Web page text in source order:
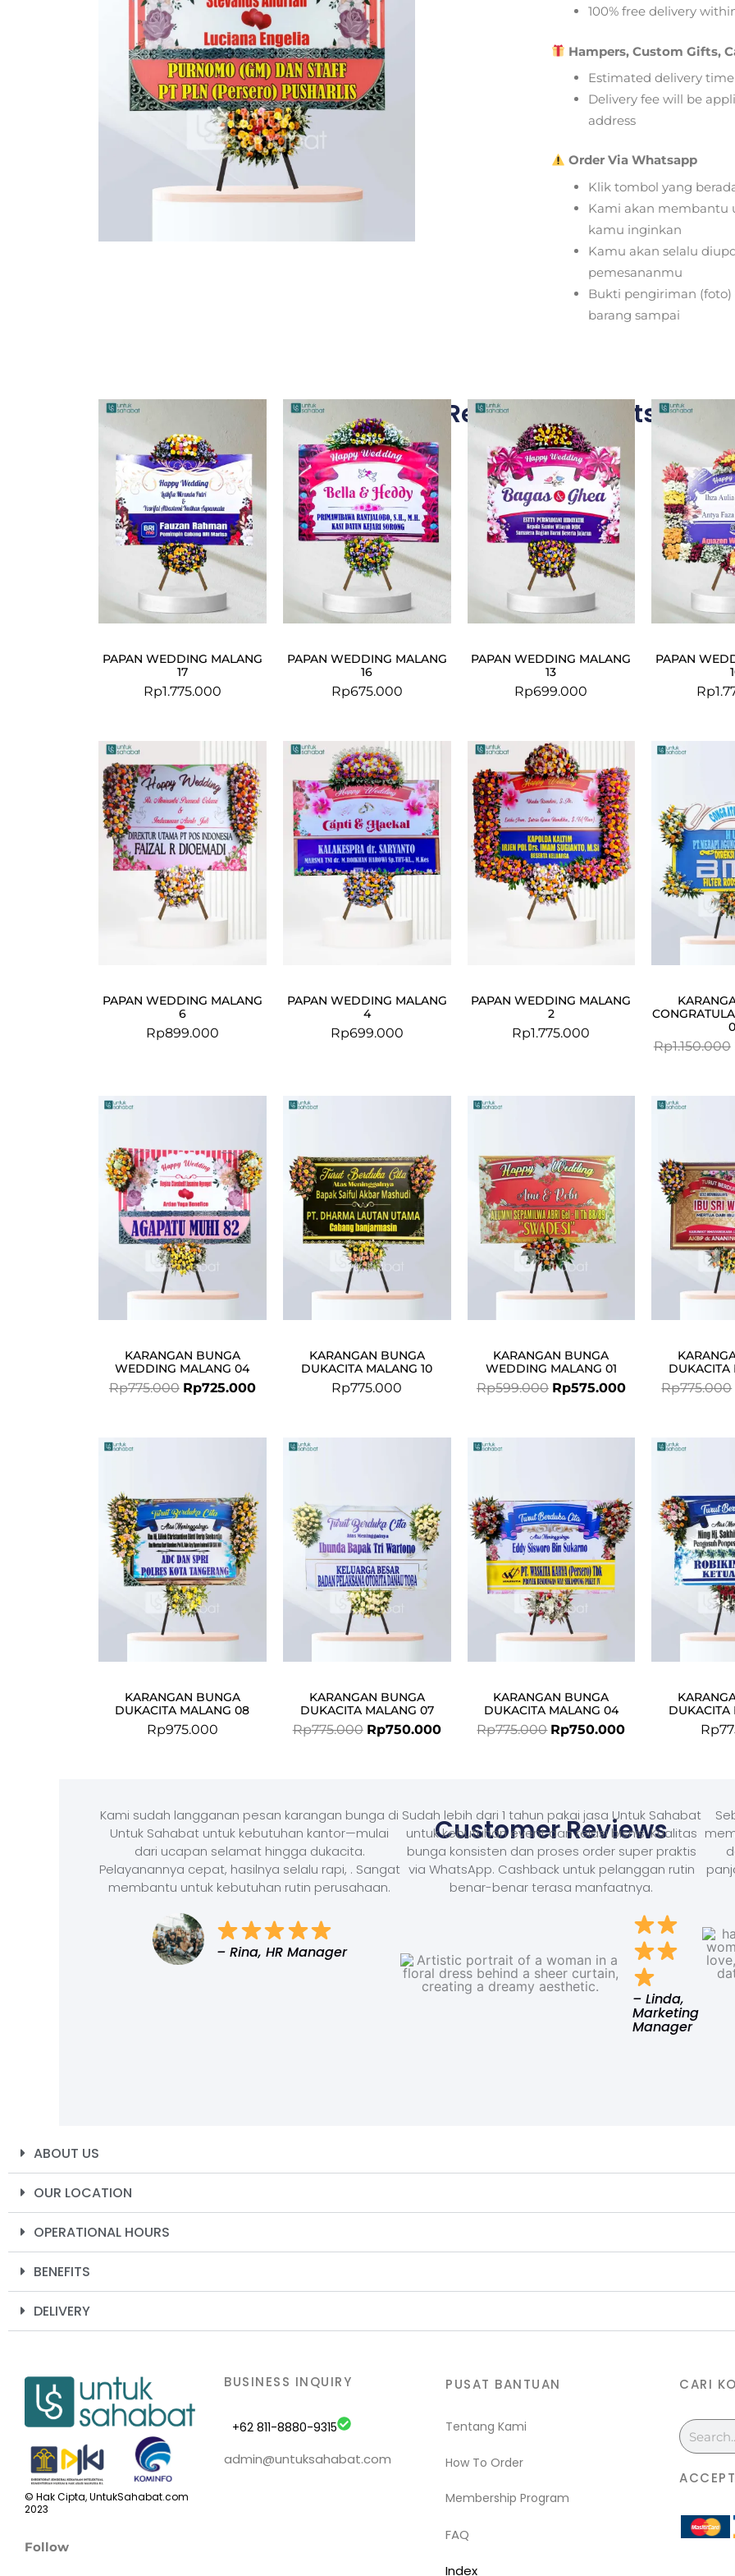
100% free delivery
Hampers, Custom Gifts,
Estimated delivery
Delivery fee will be
address
Order Via Whatsapp
Klik tombol yang
Kami akan membantu
kamu inginkan
Kamu akan selalu
pemesananmu
Bukti pengiriman
barang sampai
Related Products
PAPAN WEDDING MALANG
17
Rp1.775.000
PAPAN WEDDING MALANG
16
Rp675.000
PAPAN WEDDING MALANG
13
Rp699.000
PAPAN
Rp
PAPAN WEDDING MALANG
6
Rp899.000
PAPAN WEDDING MALANG
4
Rp699.000
PAPAN WEDDING MALANG
2
Rp1.775.000
Rp1.150.000
KARANGAN BUNGA
WEDDING MALANG 04
Rp775.000
Rp775.000.
Rp725.000
Current
Rp725.000.
KARANGAN BUNGA
DUKACITA MALANG 10
Rp775.000
KARANGAN BUNGA
WEDDING MALANG 01
Rp599.000
Rp599.000.
Rp575.000
Current
Rp575.000.
DUKACITA
Rp775.000
KARANGAN BUNGA
DUKACITA MALANG 08
Rp975.000
KARANGAN BUNGA
DUKACITA MALANG 07
Rp775.000
Rp775.000.
Rp750.000
Current
Rp750.000.
KARANGAN BUNGA
DUKACITA MALANG 04
Rp775.000
Rp775.000.
Rp750.000
Current
Rp750.000.
DUKACITA
Rp
Customer Reviews
Kami sudah langganan pesan karangan bunga di
Untuk Sahabat untuk kebutuhan kantor—mulai
dari ucapan selamat hingga dukacita.
Pelayanannya cepat, hasilnya selalu rapi, . Sangat
membantu untuk kebutuhan rutin perusahaan.
– Rina, HR Manager
Sudah lebih dari 1 tahun pakai jasa Untuk Sahabat
untuk kebutuhan event dan relasi bisnis. Kualitas
bunga konsisten dan proses order super praktis
via WhatsApp. Cashback untuk pelanggan rutin
benar-benar terasa manfaatnya.
– Linda,
Marketing
Manager
ABOUT US
OUR LOCATION
OPERATIONAL HOURS
BENEFITS
DELIVERY
© Hak Cipta, UntukSahabat.com
2023
Follow
BUSINESS INQUIRY
+62 811-8880-9315
admin@untuksahabat.com
PUSAT BANTUAN
Tentang Kami
How To Order
Membership Program
FAQ
Index
CARI
Search